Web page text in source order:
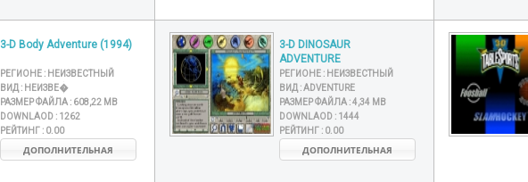
3-D Body Adventure (1994)
РЕГИОНЕ : НЕИЗВЕСТНЫЙ
ВИД : НЕИЗВЕ�
РАЗМЕР ФАЙЛА : 608,22 MB
DOWNLAOD : 1262
РЕЙТИНГ : 0.00
ДОПОЛНИТЕЛЬНАЯ
3-D DINOSAUR
ADVENTURE
РЕГИОНЕ : НЕИЗВЕСТНЫЙ
ВИД :ADVENTURE
РАЗМЕР ФАЙЛА :4,34 MB
DOWNLAOD : 1444
РЕЙТИНГ : 0.00
ДОПОЛНИТЕЛЬНАЯ